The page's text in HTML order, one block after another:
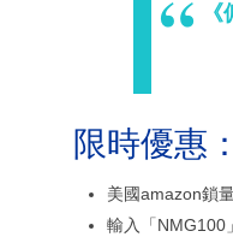
限時優惠
美國amazon鎖
輸入「NMG100